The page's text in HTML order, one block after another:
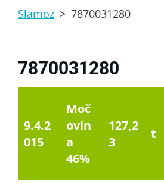
Slamoz > 7870031280
7870031280
9.4.2
015
Moč
ovin
a
46%
127,2
3
t